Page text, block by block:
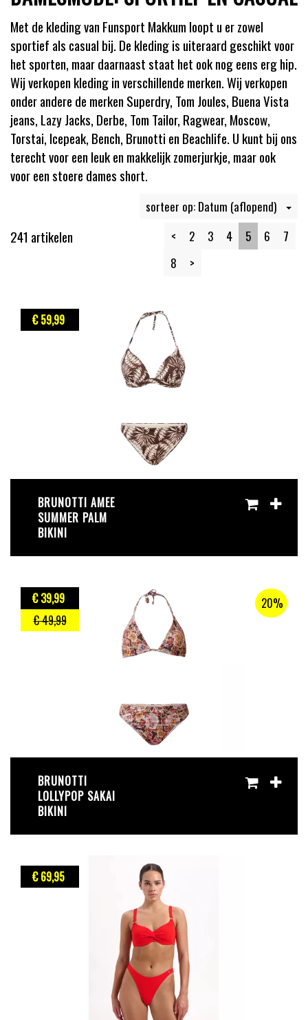
Met de kleding van Funsport Makkum loopt u er zowel
sportief als casual bij. De kleding is uiteraard geschikt voor
het sporten, maar daarnaast staat het ook nog eens erg hip.
Wij verkopen kleding in verschillende merken. Wij verkopen
onder andere de merken Superdry, Tom Joules, Buena Vista
jeans, Lazy Jacks, Derbe, Tom Tailor, Ragwear, Moscow,
Torstai, Icepeak, Bench, Brunotti en Beachlife. U kunt bij ons
terecht voor een leuk en makkelijk zomerjurkje, maar ook
voor een stoere dames short.
sorteer op: Datum (aflopend)
241 artikelen < 2 3 4 5 6
7
8
>
€ 59,99
BRUNOTTI AMEE
SUMMER PALM
BIKINI
€ 39,99
€ 49,99
20%
BRUNOTTI
LOLLYPOP SAKAI
BIKINI
€ 69,95